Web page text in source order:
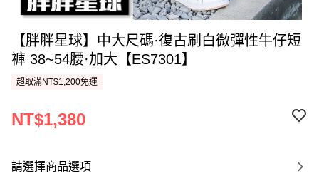
【胖胖星球】中大尺碼·復古刷白微彈性牛仔短
褲 38~54腰·加大【ES7301】
超取滿NT$1,200免運
NT$1,380
請選擇商品選項